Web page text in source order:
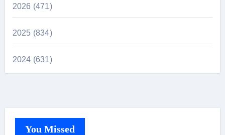
2026 (471)
2025 (834)
2024 (631)
You Missed